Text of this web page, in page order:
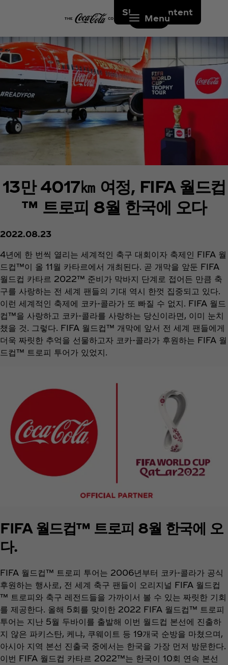
Skip to content
Menu
13만 4017㎞ 여정, FIFA 월드컵
™ 트로피 8월 한국에 오다
2022.08.23
4년에 한 번씩 열리는 세계적인 축구 대회이자 축제인 FIFA 월
드컵™이 올 11월 카타르에서 개최된다. 곧 개막을 앞둔 FIFA
월드컵 카타르 2022™ 준비가 막바지 단계로 접어든 만큼 축
구를 사랑하는 전 세계 팬들의 기대 역시 한껏 집중되고 있다.
이런 세계적인 축제에 코카-콜라가 또 빠질 수 없지. FIFA 월드
컵™을 사랑하고 코카-콜라를 사랑하는 당신이라면, 이미 눈치
챘을 것. 그렇다. FIFA 월드컵™ 개막에 앞서 전 세계 팬들에게
더욱 짜릿한 추억을 선물하고자 코카-콜라가 후원하는 FIFA 월
드컵™ 트로피 투어가 있었지.
FIFA 월드컵™ 트로피 8월 한국에 오
다.
FIFA 월드컵™ 트로피 투어는 2006년부터 코카-콜라가 공식
후원하는 행사로, 전 세계 축구 팬들이 오리지널 FIFA 월드컵
™ 트로피와 축구 레전드들을 가까이서 볼 수 있는 짜릿한 기회
를 제공한다. 올해 5회를 맞이한 2022 FIFA 월드컵™ 트로피
투어는 지난 5월 두바이를 출발해 이번 월드컵 본선에 진출하
지 않은 파키스탄, 케냐, 쿠웨이트 등 19개국 순방을 마쳤으며,
아시아 지역 본선 진출국 중에서는 한국을 가장 먼저 방문한다.
이번 FIFA 월드컵 카타르 2022™는 한국이 10회 연속 본선